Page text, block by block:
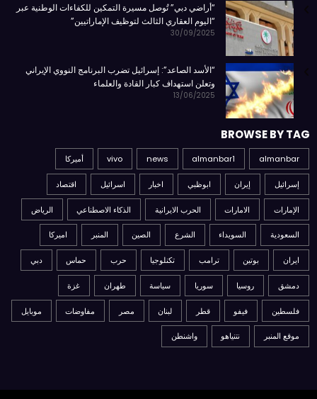
“أراضي دبي” تُوصل مسيرة التمكين للكفاءات الوطنية عبر
“اليوم العقاري الثالث لتوظيف الإماراتيين”
30/09/2025
“الأسد الصاعد”: إسرائيل تضرب البرنامج النووي الإيراني
وتعلن استهداف كبار القادة والعلماء
13/06/2025
BROWSE BY TAG
almanbar
almanbar1
news
vivo أميركا
إسرائيل إيران ابوظبي اخبار اسرائيل اقتصاد
الإمارات الامارات الحرب الايرانية الذكاء الاصطناعي الرياض
السعودية السويداء الشرع الصين المنبر اميركا
ايران بوتين ترامب تكنلوجيا حرب حماس دبي
دمشق روسيا سوريا سياسة طهران غزة
فلسطين فيفو قطر لبنان مصر مفاوضات موبايل
موقع المنبر نتنياهو واشنطن